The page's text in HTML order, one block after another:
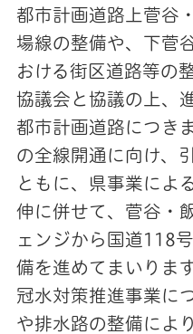
都市計画道路上菅谷
場線の整備や、下菅
おける街区道路等の
協議会と協議の上、
都市計画道路につき
の全線開通に向け、
ともに、県事業によ
伸に併せて、菅谷・
ェンジから国道118
備を進めてまいります
冠水対策推進事業に
や排水路の整備によ